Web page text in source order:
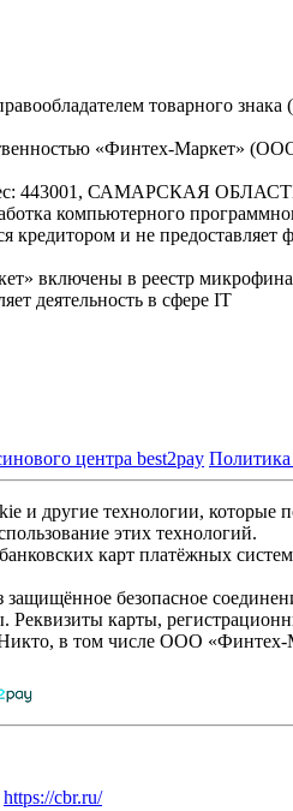
товарного
«Финтех-Маркет»
443001, САМАРСКАЯ
компьютерного
и не
включены в реестр
деятельность в сфере IT
центра best2pay Политика
и другие технологии, которые
этих технологий.
карт платёжных
безопасное
Реквизиты карты,
в том числе ООО «Финтех-
https://cbr.ru/